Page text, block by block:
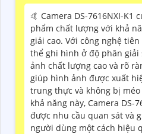
🤙 Camera DS-7616NXI-K1
phẩm chất lượng với khả
giải cao. Với công nghệ
thể ghi hình ở độ phân giải
ảnh chất lượng cao và rõ
giúp hình ảnh được xuất
trung thực và không bị
khả năng này, Camera DS-
được nhu cầu quan sát và
người dùng một cách hiệu